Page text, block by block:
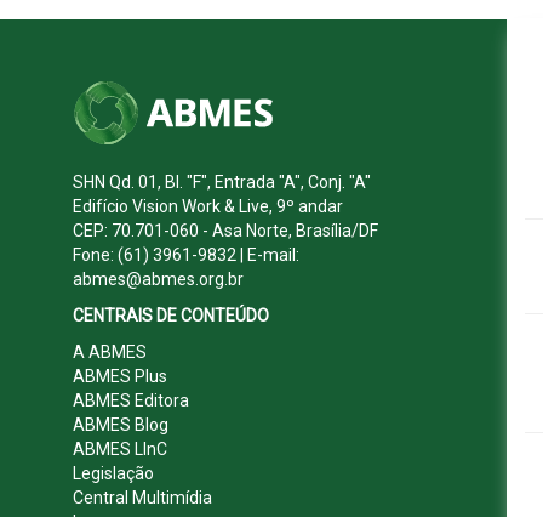
SHN Qd. 01, Bl. "F", Entrada "A", Conj. "A"
Edifício Vision Work & Live, 9º andar
CEP: 70.701-060 - Asa Norte, Brasília/DF
Fone: (61) 3961-9832 | E-mail:
abmes@abmes.org.br
CENTRAIS DE CONTEÚDO
A ABMES
ABMES Plus
ABMES Editora
ABMES Blog
ABMES LInC
Legislação
Central Multimídia